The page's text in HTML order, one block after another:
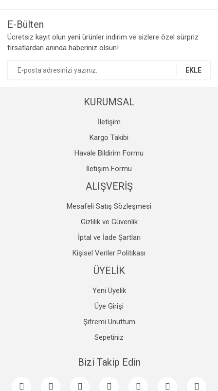
Ürün resmi kalitesiz, bozuk veya görüntülenemiyor.
Ürün açıklamasında eksik bilgiler bulunuyor.
Gönder
E-Bülten
Ücretsiz kayıt olun yeni ürünler indirim ve sizlere özel sürpriz
fırsatlardan anında haberiniz olsun!
EKLE
KURUMSAL
İletişim
Kargo Takibi
Havale Bildirim Formu
İletişim Formu
ALIŞVERİŞ
Mesafeli Satış Sözleşmesi
Gizlilik ve Güvenlik
İptal ve İade Şartları
Kişisel Veriler Politikası
ÜYELİK
Yeni Üyelik
Üye Girişi
Şifremi Unuttum
Sepetiniz
Bizi Takip Edin